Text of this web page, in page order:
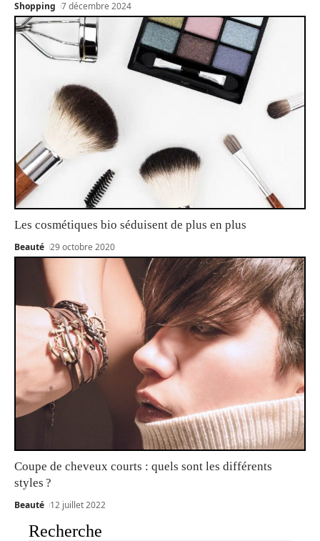
Shopping 7 décembre 2024
Les cosmétiques bio séduisent de plus en plus
Beauté 29 octobre 2020
Coupe de cheveux courts : quels sont les différents
styles ?
Beauté 12 juillet 2022
Recherche